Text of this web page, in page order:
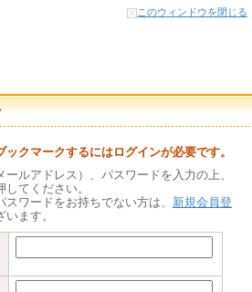
このウィンドウを閉じる
クマークするにはログインが必要です。
ルアドレス）、パスワードを入力の上、
してください。
ワードをお持ちでない方は、 新規会員登
ます。